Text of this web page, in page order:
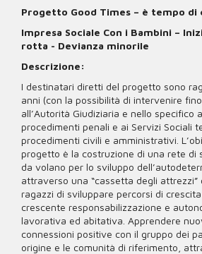
Progetto Good Times – è tempo
Impresa Sociale Con i Bambini –
rotta - Devianza minorile
Descrizione:
I destinatari diretti del progetto sono
anni (con la possibilità di intervenire
all’Autorità Giudiziaria e nello specifico
procedimenti penali e ai Servizi Sociali
procedimenti civili e amministrativi.
progetto è la costruzione di una rete di
da volano per lo sviluppo
attraverso una “cassetta degli
ragazzi di sviluppare percorsi di
crescente responsabilizzazione e
lavorativa ed abitativa. Apprendere
connessioni positive con il gruppo dei
origine e le comunità di riferimento,